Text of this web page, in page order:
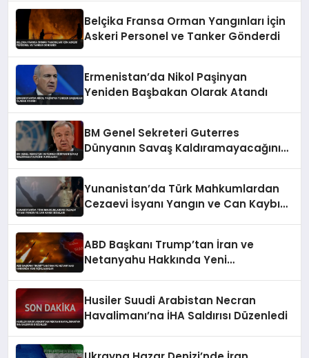
Belçika Fransa Orman Yangınları İçin
Askeri Personel ve Tanker Gönderdi
Ermenistan’da Nikol Paşinyan
Yeniden Başbakan Olarak Atandı
BM Genel Sekreteri Guterres
Dünyanın Savaş Kaldıramayacağını
Yunanistan’da Türk Mahkumlardan
Cezaevi İsyanı Yangın ve Can Kaybı
ABD Başkanı Trump’tan İran ve
Netanyahu Hakkında Yeni
Husiler Suudi Arabistan Necran
Havalimanı’na İHA Saldırısı Düzenledi